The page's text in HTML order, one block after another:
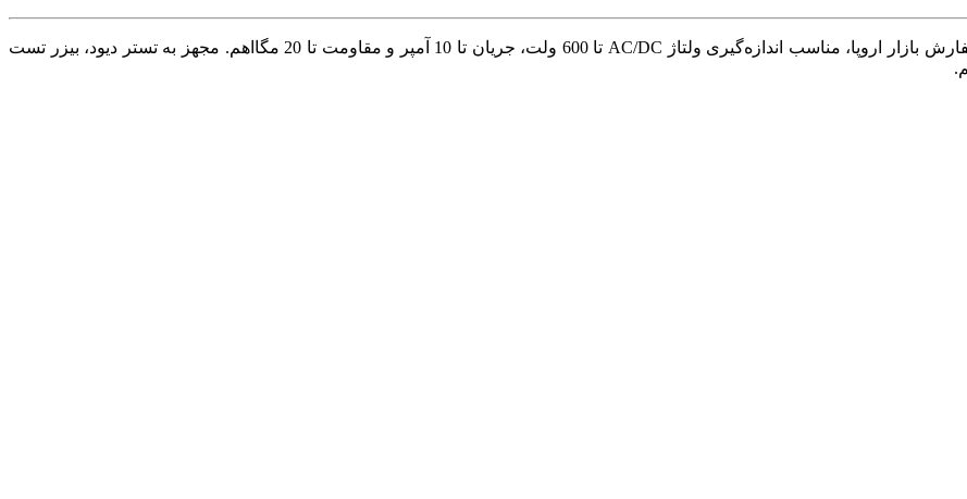
با اصالت آلمانی و تولید شده به سفارش بازار اروپا، مناسب اندازه‌گیری ولتاژ AC/DC تا 600 ولت، جریان تا 10 آمپر و مقاومت تا 20 مگااهم. مجهز به تستر دیود، بیزر تست